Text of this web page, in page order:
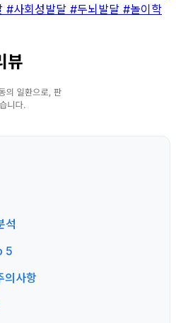
#사회성발달 #두뇌발달 #놀이학
뷰
석
5
의사항